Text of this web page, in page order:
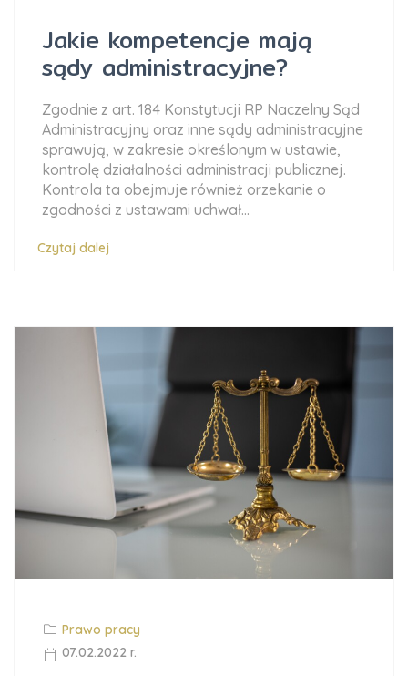
Jakie kompetencje mają
sądy administracyjne?
Zgodnie z art. 184 Konstytucji RP Naczelny Sąd
Administracyjny oraz inne sądy administracyjne
sprawują, w zakresie określonym w ustawie,
kontrolę działalności administracji publicznej.
Kontrola ta obejmuje również orzekanie o
zgodności z ustawami uchwał...
Czytaj dalej
Prawo pracy
07.02.2022 r.